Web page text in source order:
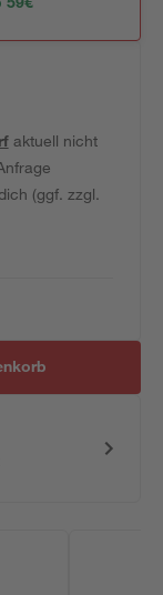
aktuell nicht
(ggf. zzgl.